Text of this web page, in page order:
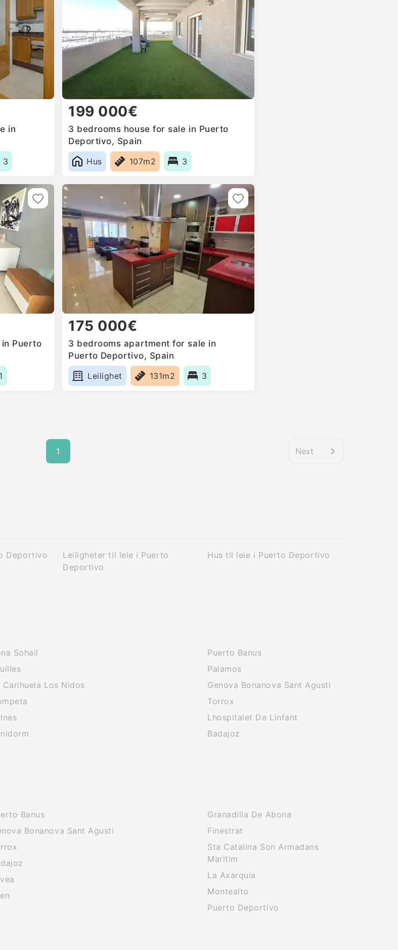
in
3
199 000€
3 bedrooms house for sale in Puerto
Deportivo, Spain
Hus
107m2 3
Puerto
1
175 000€
3 bedrooms apartment for sale in
Puerto Deportivo, Spain
Leilighet
131m2 3
1 Next
Deportivo
Leiligheter til leie i Puerto
Deportivo
Hus til leie i Puerto Deportivo
Sohail
Carihuela Los Nidos
Puerto Banus
Palamos
Genova Bonanova Sant Agusti
Torrox
Lhospitalet De Linfant
Badajoz
Banus
Bonanova Sant Agusti
Granadilla De Abona
Finestrat
Sta Catalina Son Armadans
Maritim
La Axarquia
Montealto
Puerto Deportivo